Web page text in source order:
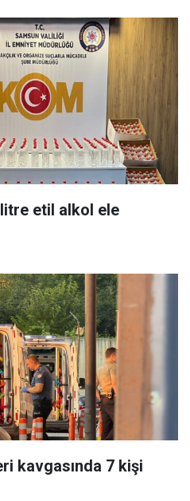
litre etil alkol ele
kavgasında 7 kişi